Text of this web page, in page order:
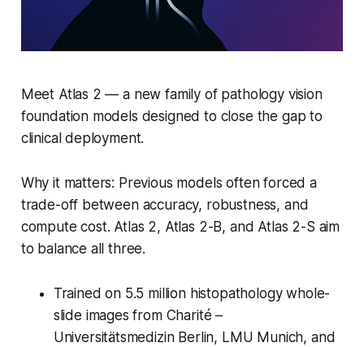
Meet Atlas 2 — a new family of pathology vision
foundation models designed to close the gap to
clinical deployment.
Why it matters: Previous models often forced a
trade-off between accuracy, robustness, and
compute cost. Atlas 2, Atlas 2-B, and Atlas 2-S aim
to balance all three.
Trained on 5.5 million histopathology whole-
slide images from Charité –
Universitätsmedizin Berlin, LMU Munich, and